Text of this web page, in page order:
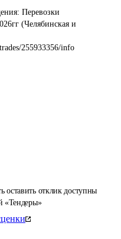
отклик доступны
«Тендеры»
Перевозки
(Челябинская и
255933356/info